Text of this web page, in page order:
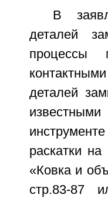
В
деталей
процессы
деталей
раскатки
«Ковка и
стр.83-87